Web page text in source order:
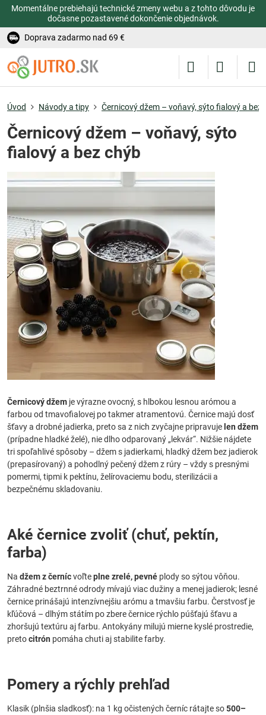
Momentálne prebiehajú technické zmeny webu a z tohto dôvodu je
dočasne pozastavené dokončenie objednávok.
Doprava zadarmo nad 69 €
Úvod Návody a tipy Černicový džem – voňavý, sýto fialový a bez
Černicový džem – voňavý, sýto
fialový a bez chýb
Černicový džem je výrazne ovocný, s hlbokou lesnou arómou a
farbou od tmavofialovej po takmer atramentovú. Černice majú dosť
šťavy a drobné jadierka, preto sa z nich zvyčajne pripravuje len džem
(prípadne hladké želé), nie dlho odparovaný „lekvár“. Nižšie nájdete
tri spoľahlivé spôsoby – džem s jadierkami, hladký džem bez jadierok
(prepasírovaný) a pohodlný pečený džem z rúry – vždy s presnými
pomermi, tipmi k pektínu, želírovaciemu bodu, sterilizácii a
bezpečnému skladovaniu.
Aké černice zvoliť (chuť, pektín,
farba)
Na džem z černícvoľteplne zrelé, pevné plody so sýtou vôňou.
Záhradné beztrnné odrody mívajú viac dužiny a menej jadierok; lesné
černice prinášajú intenzívnejšiu arómu a tmavšiu farbu. Čerstvosť je
kľúčová – dlhým státím po zbere černice rýchlo púšťajú šťavu a
zhoršujú textúru aj farbu. Antokyány milujú mierne kyslé prostredie,
pretocitrón pomáha chuti aj stabilite farby.
Pomery a rýchly prehľad
Klasik (plnšia sladkosť): na 1 kg očistených černíc rátajte so500–